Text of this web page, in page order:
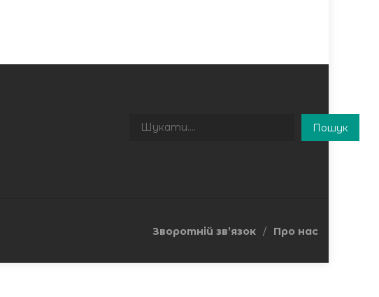
Пошук
Пошук
Зворотній зв’язок Про нас